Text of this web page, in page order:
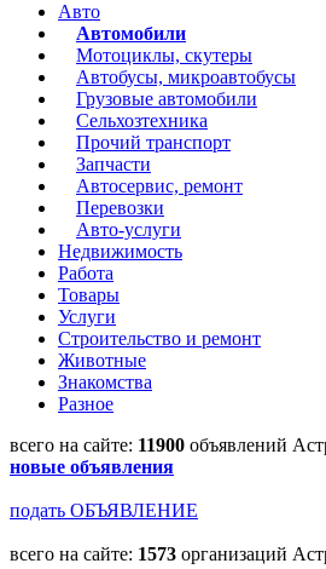
Авто
Автомобили
Мотоциклы, скутеры
Автобусы, микроавтобусы
Грузовые автомобили
Сельхозтехника
Прочий транспорт
Запчасти
Автосервис, ремонт
Перевозки
Авто-услуги
Недвижимость
Работа
Товары
Услуги
Строительство и ремонт
Животные
Знакомства
Разное
всего на сайте: 11900 объявлений
новые объявления
подать ОБЪЯВЛЕНИЕ
всего на сайте: 1573 организаций